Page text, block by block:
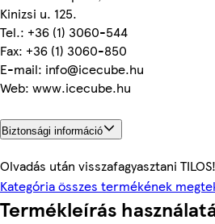
Kinizsi u. 125.
Tel.: +36 (1) 3060-544
Fax: +36 (1) 3060-850
E-mail: info@icecube.hu
Web: www.icecube.hu
Biztonsági információ
Olvadás után visszafagyasztani TILOS!
Kategória összes termékének
Termékleírás